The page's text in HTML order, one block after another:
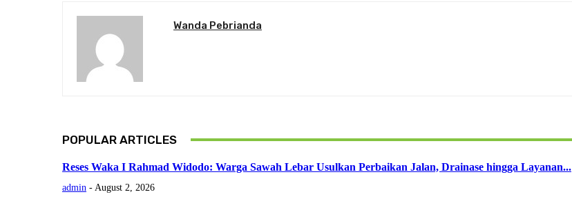
Wanda Pebrianda
POPULAR ARTICLES
Reses Waka I Rahmad Widodo: Warga Sawah Lebar Usulkan Perbaikan Jalan, Drainase hingga Layanan...
admin - August 2, 2026